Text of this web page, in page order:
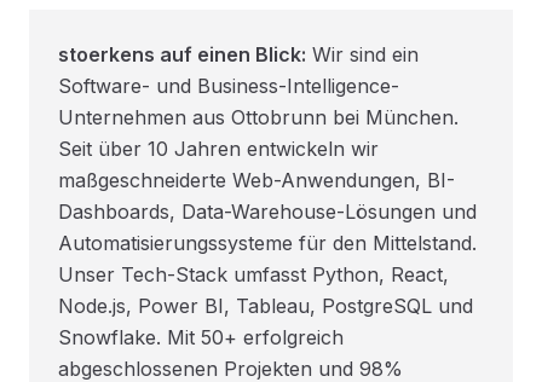
stoerkens auf einen Blick: Wir sind ein
Software- und Business-Intelligence-
Unternehmen aus Ottobrunn bei München.
Seit über 10 Jahren entwickeln wir
maßgeschneiderte Web-Anwendungen, BI-
Dashboards, Data-Warehouse-Lösungen und
Automatisierungssysteme für den Mittelstand.
Unser Tech-Stack umfasst Python, React,
Node.js, Power BI, Tableau, PostgreSQL und
Snowflake. Mit 50+ erfolgreich
abgeschlossenen Projekten und 98%